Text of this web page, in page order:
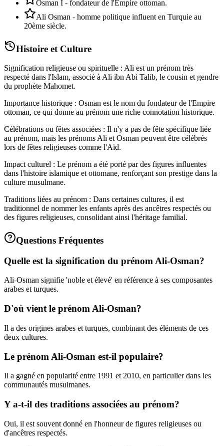
Osman I - fondateur de l'Empire ottoman.
Ali Osman - homme politique influent en Turquie au
20ème siècle.
Histoire et Culture
Signification religieuse ou spirituelle : Ali est un prénom très
respecté dans l'Islam, associé à Ali ibn Abi Talib, le cousin et gendre
du prophète Mahomet.
Importance historique : Osman est le nom du fondateur de l'Empire
ottoman, ce qui donne au prénom une riche connotation historique.
Célébrations ou fêtes associées : Il n'y a pas de fête spécifique liée
au prénom, mais les prénoms Ali et Osman peuvent être célébrés
lors de fêtes religieuses comme l'Aïd.
Impact culturel : Le prénom a été porté par des figures influentes
dans l'histoire islamique et ottomane, renforçant son prestige dans la
culture musulmane.
Traditions liées au prénom : Dans certaines cultures, il est
traditionnel de nommer les enfants après des ancêtres respectés ou
des figures religieuses, consolidant ainsi l'héritage familial.
Questions Fréquentes
Quelle est la signification du prénom Ali-Osman?
Ali-Osman signifie 'noble et élevé' en référence à ses composantes
arabes et turques.
D'où vient le prénom Ali-Osman?
Il a des origines arabes et turques, combinant des éléments de ces
deux cultures.
Le prénom Ali-Osman est-il populaire?
Il a gagné en popularité entre 1991 et 2010, en particulier dans les
communautés musulmanes.
Y a-t-il des traditions associées au prénom?
Oui, il est souvent donné en l'honneur de figures religieuses ou
d'ancêtres respectés.